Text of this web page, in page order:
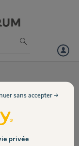
mon système
et configurer je ne
privée
sans accepter →